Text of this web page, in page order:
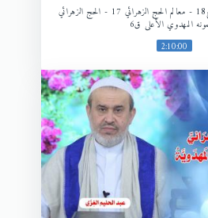
حديث عن الحج الزهرائي ح18 - معالم الحج الزهرائي 17 - الحج الزهرائي
المهدوي الأعلى ق6
2:10:00